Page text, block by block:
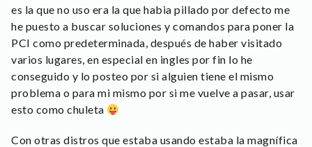
es la que no uso era la que habia pillado por defecto me
he puesto a buscar soluciones y comandos para poner la
PCI como predeterminada, después de haber visitado
varios lugares, en especial en ingles por fin lo he
conseguido y lo posteo por si alguien tiene el mismo
problema o para mi mismo por si me vuelve a pasar, usar
esto como chuleta
Con otras distros que estaba usando estaba la magnífica